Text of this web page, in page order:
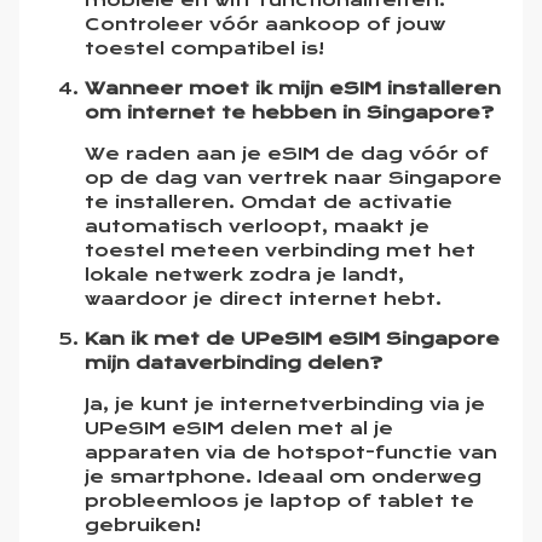
Controleer vóór aankoop of jouw
toestel compatibel is!
Wanneer moet ik mijn eSIM installeren
om internet te hebben in Singapore?
We raden aan je eSIM de dag vóór of
op de dag van vertrek naar Singapore
te installeren. Omdat de activatie
automatisch verloopt, maakt je
toestel meteen verbinding met het
lokale netwerk zodra je landt,
waardoor je direct internet hebt.
Kan ik met de UPeSIM eSIM Singapore
mijn dataverbinding delen?
Ja, je kunt je internetverbinding via je
UPeSIM eSIM delen met al je
apparaten via de hotspot-functie van
je smartphone. Ideaal om onderweg
probleemloos je laptop of tablet te
gebruiken!